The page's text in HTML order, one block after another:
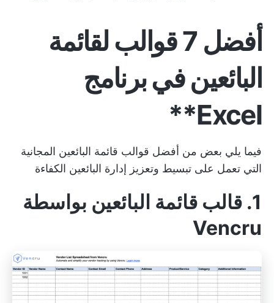
أفضل 7 قوالب لقائمة
البائعين في برنامج
Excel**
فيما يلي بعض من أفضل قوالب قائمة البائعين المجانية
التي تعمل على تبسيط وتعزيز إدارة البائعين الكفاءة
1. قالب قائمة البائعين بواسطة
Vencru